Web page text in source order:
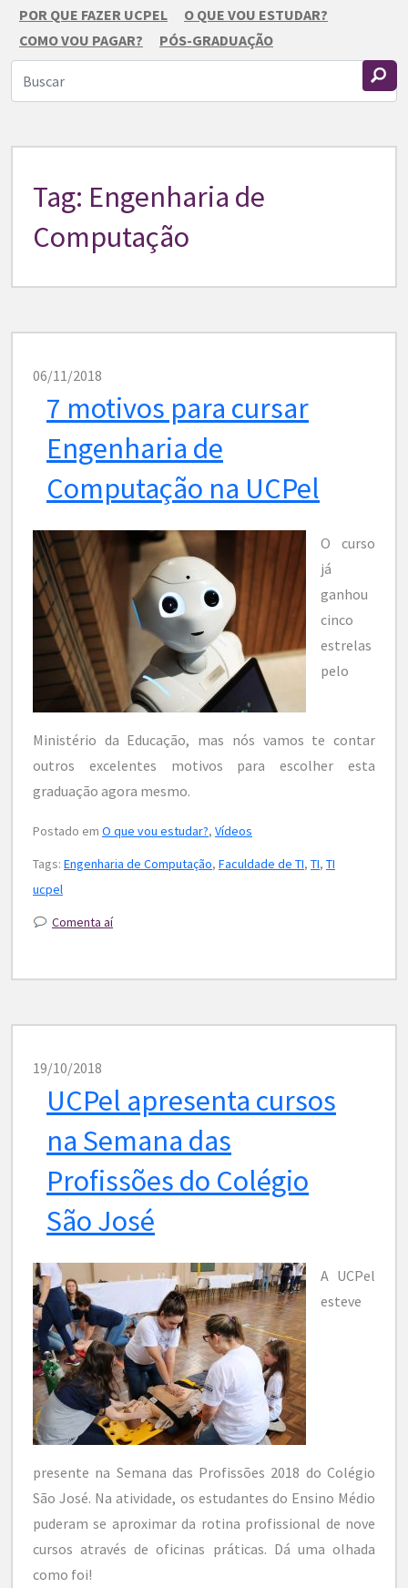
POR QUE FAZER UCPEL
O QUE VOU ESTUDAR?
COMO VOU PAGAR?
PÓS-GRADUAÇÃO
Tag: Engenharia de
Computação
06/11/2018
7 motivos para cursar
Engenharia de
Computação na UCPel
O curso
já
ganhou
cinco
estrelas
pelo
Ministério da Educação, mas nós vamos te contar
outros excelentes motivos para escolher esta
graduação agora mesmo.
Postado em O que vou estudar?, Vídeos
Tags: Engenharia de Computação, Faculdade de TI, TI, TI
ucpel
Comenta aí
19/10/2018
UCPel apresenta cursos
na Semana das
Profissões do Colégio
São José
A UCPel
esteve
presente na Semana das Profissões 2018 do Colégio
São José. Na atividade, os estudantes do Ensino Médio
puderam se aproximar da rotina profissional de nove
cursos através de oficinas práticas. Dá uma olhada
como foi!